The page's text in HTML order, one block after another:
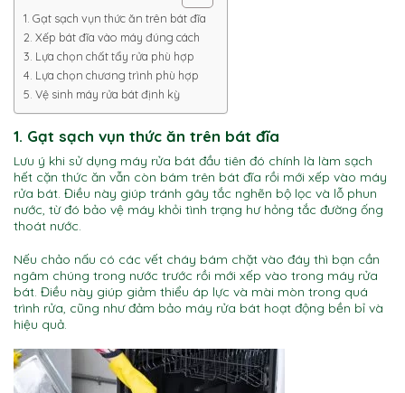
1. Gạt sạch vụn thức ăn trên bát đĩa
2. Xếp bát đĩa vào máy đúng cách
3. Lựa chọn chất tẩy rửa phù hợp
4. Lựa chọn chương trình phù hợp
5. Vệ sinh máy rửa bát định kỳ
1. Gạt sạch vụn thức ăn trên bát đĩa
Lưu ý khi sử dụng máy rửa bát đầu tiên đó chính là làm sạch
hết cặn thức ăn vẫn còn bám trên bát đĩa rồi mới xếp vào máy
rửa bát. Điều này giúp tránh gây tắc nghẽn bộ lọc và lỗ phun
nước, từ đó bảo vệ máy khỏi tình trạng hư hỏng tắc đường ống
thoát nước.
Nếu chảo nấu có các vết cháy bám chặt vào đáy thì bạn cần
ngâm chúng trong nước trước rồi mới xếp vào trong máy rửa
bát. Điều này giúp giảm thiểu áp lực và mài mòn trong quá
trình rửa, cũng như đảm bảo máy rửa bát hoạt động bền bỉ và
hiệu quả.